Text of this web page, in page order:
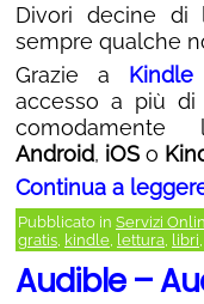
Divori decine
sempre qualche
Grazie a
accesso a più
comodamente
Android, iOS o
Continua a
Pubblicato in Servizi
gratis kindle lettura libri
Audible –